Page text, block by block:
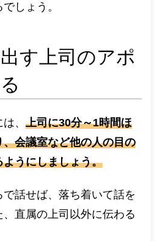
しょう。
す上司のアポ
、 上司に30分～1時間ほ
会議室など他の人の目の
うにしましょう。
話せば、落ち着いて話を
直属の上司以外に伝わる